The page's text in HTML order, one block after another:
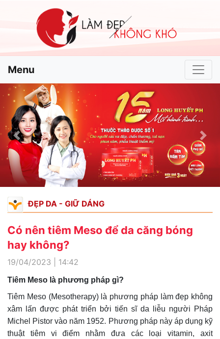
Menu
Previous Next
ĐẸP DA - GIỮ DÁNG
Có nên tiêm Meso để da căng bóng
hay không?
19/04/2023 | 14:42
Tiêm Meso là phương pháp gì?
Tiêm Meso (Mesotherapy) là phương pháp làm đẹp không
xâm lấn được phát triển bởi tiến sĩ da liễu người Pháp
Michel Pistor vào năm 1952. Phương pháp này áp dụng kỹ
thuật tiêm vi điểm nhằm đưa các loại vitamin, axit